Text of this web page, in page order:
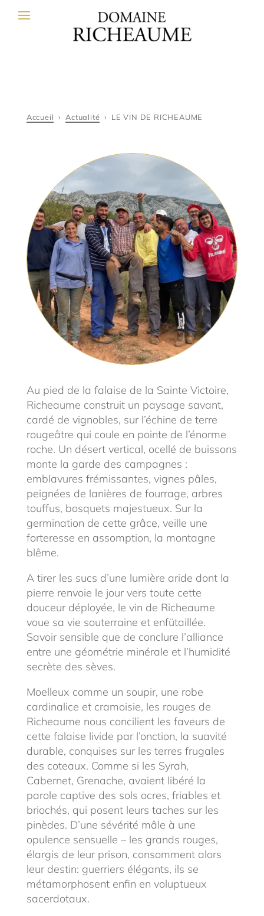
Accueil › Actualité › LE VIN DE RICHEAUME
Au pied de la falaise de la Sainte Victoire,
Richeaume construit un paysage savant,
cardé de vignobles, sur l’échine de terre
rougeâtre qui coule en pointe de l’énorme
roche. Un désert vertical, ocellé de buissons
monte la garde des campagnes :
emblavures frémissantes, vignes pâles,
peignées de lanières de fourrage, arbres
touffus, bosquets majestueux. Sur la
germination de cette grâce, veille une
forteresse en assomption, la montagne
blême.
A tirer les sucs d’une lumière aride dont la
pierre renvoie le jour vers toute cette
douceur déployée, le vin de Richeaume
voue sa vie souterraine et enfütaillée.
Savoir sensible que de conclure l’alliance
entre une géométrie minérale et l’humidité
secrète des sèves.
Moelleux comme un soupir, une robe
cardinalice et cramoisie, les rouges de
Richeaume nous concilient les faveurs de
cette falaise livide par l’onction, la suavité
durable, conquises sur les terres frugales
des coteaux. Comme si les Syrah,
Cabernet, Grenache, avaient libéré la
parole captive des sols ocres, friables et
briochés, qui posent leurs taches sur les
pinèdes. D’une sévérité mâle à une
opulence sensuelle – les grands rouges,
élargis de leur prison, consomment alors
leur destin: guerriers élégants, ils se
métamorphosent enfin en voluptueux
sacerdotaux.